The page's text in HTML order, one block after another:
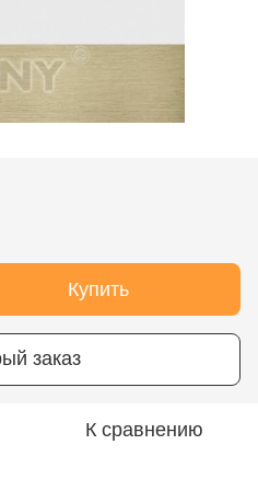
Купить
заказ
К сравнению